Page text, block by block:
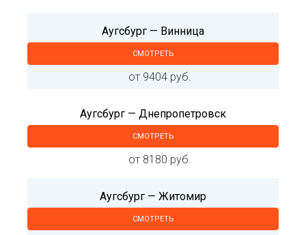
Аугсбург — Винница
СМОТРЕТЬ
от 9404 руб.
Аугсбург — Днепропетровск
СМОТРЕТЬ
от 8180 руб.
Аугсбург — Житомир
СМОТРЕТЬ